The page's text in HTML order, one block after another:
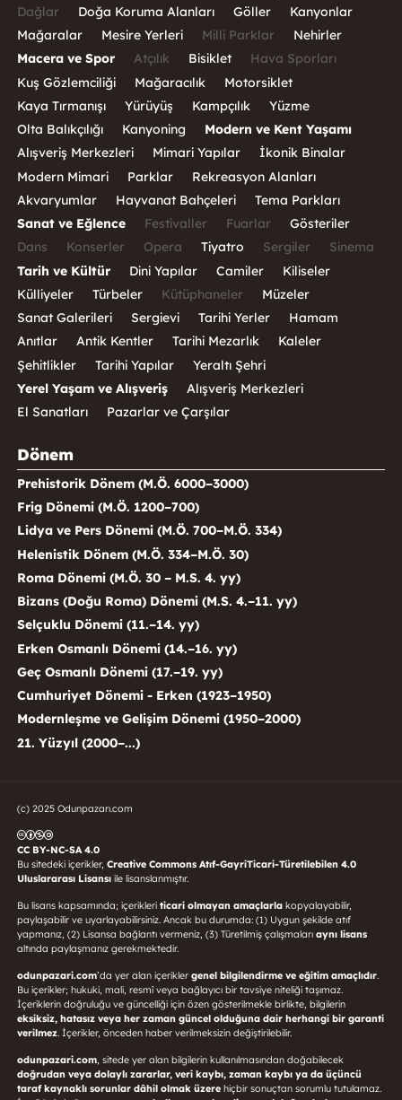
Dağlar
Doğa Koruma Alanları Göller
Kanyonlar
Mağaralar
Mesire Yerleri Milli Parklar
Nehirler
Macera ve Spor
Atçılık Bisiklet
Hava Sporları
Kuş Gözlemciliği
Mağaracılık
Motorsiklet
Kaya Tırmanışı
Yürüyüş Kampçılık
Yüzme
Olta Balıkçılığı
Kanyoning
Modern ve Kent Yaşamı
Alışveriş Merkezleri
Mimari Yapılar
İkonik Binalar
Modern Mimari
Parklar
Rekreasyon Alanları
Akvaryumlar
Hayvanat Bahçeleri
Tema Parkları
Sanat ve Eğlence
Festivaller Fuarlar
Gösteriler
Dans
Konserler Opera Tiyatro Sergiler
Sinema
Tarih ve Kültür
Dini Yapılar Camiler
Kiliseler
Külliyeler
Türbeler Kütüphaneler
Müzeler
Sanat Galerileri
Sergievi Tarihi Yerler
Hamam
Anıtlar
Antik Kentler Tarihi Mezarlık
Kaleler
Şehitlikler
Tarihi Yapılar
Yeraltı Şehri
Yerel Yaşam ve Alışveriş
Alışveriş Merkezleri
El Sanatları
Pazarlar ve Çarşılar
Dönem
Prehistorik Dönem (M.Ö. 6000–3000)
Frig Dönemi (M.Ö. 1200–700)
Lidya ve Pers Dönemi (M.Ö. 700–M.Ö. 334)
Helenistik Dönem (M.Ö. 334–M.Ö. 30)
Roma Dönemi (M.Ö. 30 – M.S. 4. yy)
Bizans (Doğu Roma) Dönemi (M.S. 4.–11. yy)
Selçuklu Dönemi (11.–14. yy)
Erken Osmanlı Dönemi (14.–16. yy)
Geç Osmanlı Dönemi (17.–19. yy)
Cumhuriyet Dönemi - Erken (1923–1950)
Modernleşme ve Gelişim Dönemi (1950–2000)
21. Yüzyıl (2000–...)
(c) 2025 Odunpazarı.com
CC BY-NC-SA 4.0
Bu sitedeki içerikler, Creative Commons Atıf-GayriTicari-Türetilebilen 4.0
Uluslararası Lisansı ile lisanslanmıştır.
Bu lisans kapsamında; içerikleri ticari olmayan amaçlarlakopyalayabilir,
paylaşabilir ve uyarlayabilirsiniz. Ancak bu durumda: (1) Uygun şekilde atıf
yapmanız, (2) Lisansa bağlantı vermeniz, (3) Türetilmiş çalışmaları aynı lisans
altında paylaşmanız gerekmektedir.
odunpazari.com’da yer alan içerikler genel bilgilendirme ve eğitim amaçlıdır.
Bu içerikler; hukuki, mali, resmî veya bağlayıcı bir tavsiye niteliği taşımaz.
İçeriklerin doğruluğu ve güncelliği için özen gösterilmekle birlikte, bilgilerin
eksiksiz, hatasız veya her zaman güncel olduğuna dair herhangi bir garanti
verilmez. İçerikler, önceden haber verilmeksizin değiştirilebilir.
odunpazari.com, sitede yer alan bilgilerin kullanılmasından doğabilecek
doğrudan veya dolaylı zararlar, veri kaybı, zaman kaybı ya da üçüncü
taraf kaynaklı sorunlar dâhil olmak üzerehiçbir sonuçtan sorumlu tutulamaz.